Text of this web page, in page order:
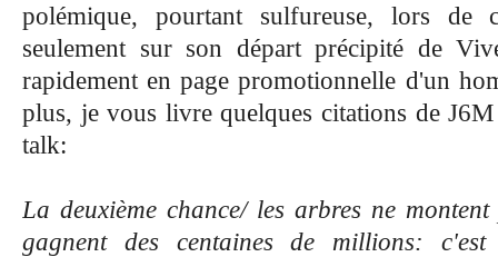
polémique, pourtant sulfureuse, lors
seulement sur son départ précipité de
rapidement en page promotionnelle d'un
plus, je vous livre quelques citations de
talk:
La deuxième chance/ les arbres ne
gagnent des centaines de millions: